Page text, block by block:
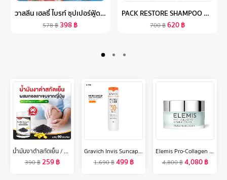
วาสลีน เฮลธี้ ไบรท์ ซุปเปอร์ฟู้ด เฟรชล็อค โลชั่น 500 มล. X2 VASELINE HEALTHY BRIGHT SUPER FOOD FRESH LOCK LOTION 500 ML. X2
578฿ 398฿
PACK RESTORE SHAMPOO & CONDITIONER แชมพูและครีมนวดช่วยฟื้นฟูผมร่วง รังแค ผมหงอก ให้เส้นผมนุ่มจากสารสกัดธรรมชาติกว่า 10 ชนิด
700฿620฿
น้ำมันงาดำสกัดเย็น / คอลลาเจนไตรเปปไทด์ (90 ซอฟเจล) แคปซูล น้ำมันงาดำ คอลลาเจน (น้ำมันสกัดเย็น) น้ำมันงาดำ zenji เซนจิ
390฿259฿
Gravich Invis Suncap Ultra Light Sunscreen SPF50+ PA++++ 40 g
1,690฿499฿
Elemis Pro-Collagen Marine Cream 50 ml. เอเลมิส โปร คอลลาเจน มารีน ครีม (ครีมบำรุงผิวหน้า , ริ้วรอย , กระชับ , เรียบเนียน)
4,800฿4,080฿